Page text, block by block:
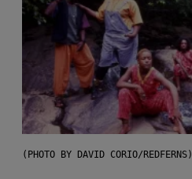
(PHOTO BY DAVID CORIO/REDFERNS)